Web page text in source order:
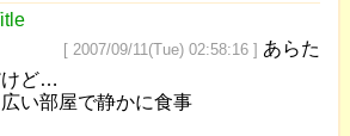
[ 2007/09/11(Tue) 02:58:16 ] あらた
けど…
い部屋で静かに食事